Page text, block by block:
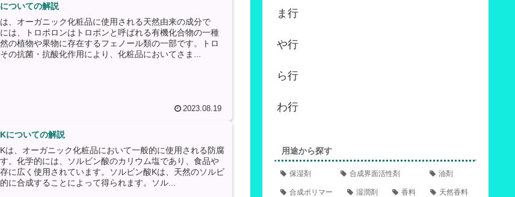
ついての解説
は、オーガニック化粧品に使用される天然由来の成分で
は、トロポロンはトロポンと呼ばれる有機化合物の一種
の植物や果物に存在するフェノール類の一部です。トロ
の抗菌・抗酸化作用により、化粧品においてさま...
2023.08.19
についての解説
は、オーガニック化粧品において一般的に使用される防腐
。化学的には、ソルビン酸のカリウム塩であり、食品や
に広く使用されています。ソルビン酸Kは、天然のソルビ
に合成することによって得られます。ソル...
ま行
や行
ら行
わ行
用途から探す
保湿剤 合成界面活性剤 油剤
合成ポリマー 湿潤剤 香料 天然香料